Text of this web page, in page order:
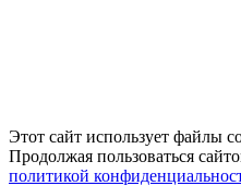
Этот сайт использует файлы
Продолжая пользоваться
политикой